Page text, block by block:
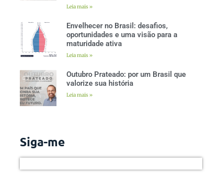
Leia mais »
Envelhecer no Brasil: desafios,
oportunidades e uma visão para a
maturidade ativa
Leia mais »
Outubro Prateado: por um Brasil que
valorize sua história
Leia mais »
Siga-me